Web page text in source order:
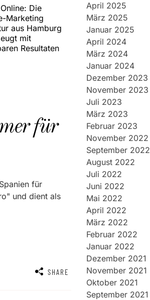
Die
Marketing
aus Hamburg
mit
Resultaten
für
für
und dient als
SHARE
April 2025
März 2025
Januar 2025
April 2024
März 2024
Januar 2024
Dezember 2023
November 2023
Juli 2023
März 2023
Februar 2023
November 2022
September 2022
August 2022
Juli 2022
Juni 2022
Mai 2022
April 2022
März 2022
Februar 2022
Januar 2022
Dezember 2021
November 2021
Oktober 2021
September 2021